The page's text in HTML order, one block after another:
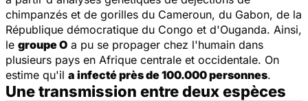
chimpanzés et de gorilles du Cameroun, du Gabon, de la
République démocratique du Congo et d'Ouganda. Ainsi,
le groupe O a pu se propager chez l'humain dans
plusieurs pays en Afrique centrale et occidentale. On
estime qu'il a infecté près de 100.000 personnes.
Une transmission entre deux espèces